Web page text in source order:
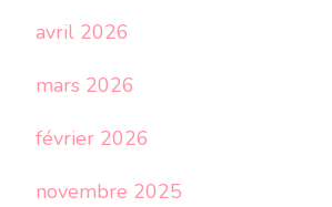
avril 2026
mars 2026
février 2026
novembre 2025